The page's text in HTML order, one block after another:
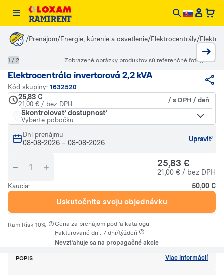
/Prenájom/Energie, kúrenie a osvetlenie/Elektrocentrály/
Elektrocentrála invertorová 2,2 kVA
Kód skupiny: 1632520
25,83 €
21,00 € / bez DPH
/ s DPH / deň
Skontrolovať dostupnosť
Vyberte pobočku
Dni prenájmu
08-08-2026 – 08-08-2026 Upraviť
25,83 €
21,00 € / bez DPH
Kaucia: 50,00 €
Uskutočnite svoju objednávku
RamiRisk 10% ·Cena za prenájom podľa katalógu
Fakturované dni: 7 dní/týždeň
Nevzťahuje sa na propagačné akcie
1 / 2 Zobrazené obrázky produktov sú referenčné fotografie
POPIS Viac informácií